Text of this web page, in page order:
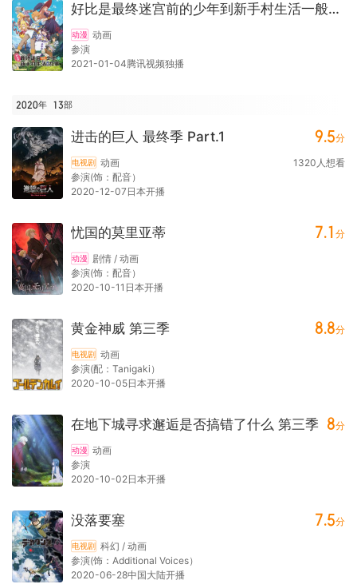
好比是最终迷宫前的少年到新手村生活一般的故事
动漫 动画
参演
2021-01-04腾讯视频独播
2020年 13部
进击的巨人 最终季 Part.1
电视剧 动画
参演(饰：配音）
2020-12-07日本开播
9.5分
1320 人想看
忧国的莫里亚蒂
动漫
剧情 / 动画
参演(饰：配音）
2020-10-11日本开播
7.1 分
黄金神威 第三季
电视剧 动画
参演(配：Tanigaki）
2020-10-05日本开播
8.8分
在地下城寻求邂逅是否搞错了什么 第三季
动漫 动画
参演
2020-10-02日本开播
8分
没落要塞
电视剧 科幻 / 动画
参演(饰：Additional Voices）
2020-06-28中国大陆开播
7.5分